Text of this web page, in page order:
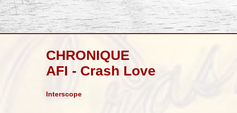
CHRONIQUE
AFI - Crash Love
Interscope